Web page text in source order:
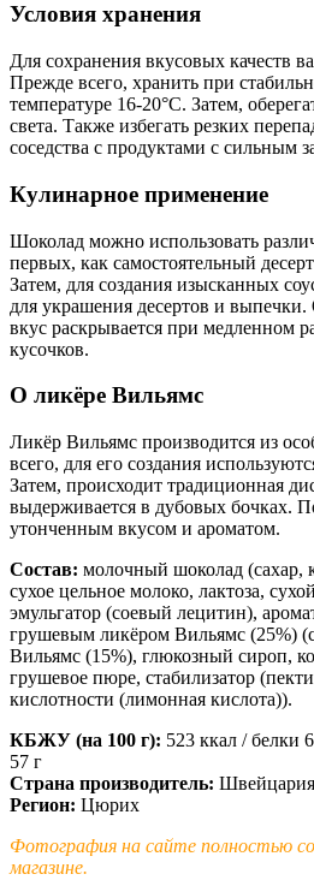
Условия хранения
Для сохранения вкусовых качеств
Прежде всего, хранить при
температуре 16-20°C. Затем,
света. Также избегать резких
соседства с продуктами с сильным
Кулинарное применение
Шоколад можно использовать
первых, как самостоятельный
Затем, для создания изысканных
для украшения десертов и
вкус раскрывается при медленном
кусочков.
О ликёре Вильямс
Ликёр Вильямс производится из
всего, для его создания
Затем, происходит традиционная
выдерживается в дубовых бочках.
утонченным вкусом и ароматом.
Состав: молочный шоколад (сахар,
сухое цельное молоко, лактоза,
эмульгатор (соевый лецитин),
грушевым ликёром Вильямс (25%)
Вильямс (15%), глюкозный сироп,
грушевое пюре, стабилизатор
кислотности (лимонная кислота)).
КБЖУ (на 100 г): 523 ккал / белки
57 г
Страна производитель: Швейцария
Регион: Цюрих
Фотография на сайте полностью
магазине.